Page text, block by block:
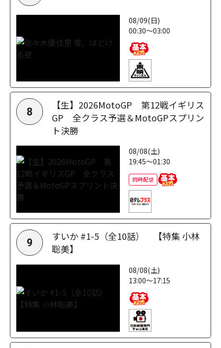
08/09(日)
00:30～03:00
8
【生】2026MotoGP 第12戦イギリス
GP 全クラス予選＆MotoGPスプリン
ト決勝
08/08(土)
19:45～01:30
同時配信
9
すいか #1-5（全10話） 【特集 小林
聡美】
08/08(土)
13:00～17:15